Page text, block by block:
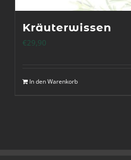
Kräuterwissen
€29,90
In den Warenkorb